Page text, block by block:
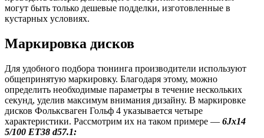
могут быть только дешевые подделки, изготовленные в
кустарных условиях.
Маркировка дисков
Для удобного подбора тюнинга производители используют
общепринятую маркировку. Благодаря этому, можно
определить необходимые параметры в течение нескольких
секунд, уделив максимум внимания дизайну. В маркировке
дисков Фольксваген Гольф 4 указывается четыре
характеристики. Рассмотрим их на таком примере — 6Jx14
5/100 ET38 d57.1: